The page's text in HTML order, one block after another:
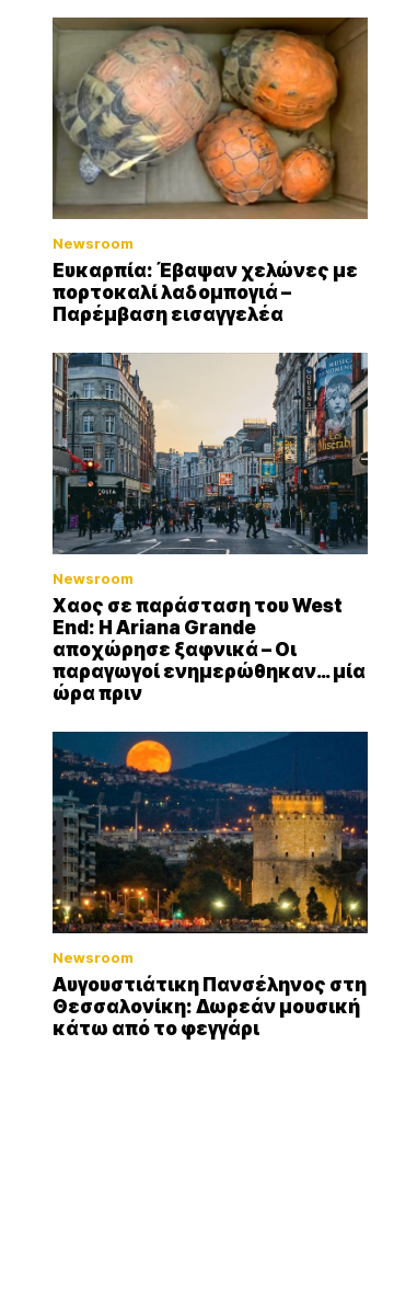
Newsroom
Ευκαρπία: Έβαψαν χελώνες με
πορτοκαλί λαδομπογιά –
Παρέμβαση εισαγγελέα
Newsroom
Xαος σε παράσταση του West
End: Η Αriana Grande
αποχώρησε ξαφνικά – Οι
παραγωγοί ενημερώθηκαν… μία
ώρα πριν
Newsroom
Αυγουστιάτικη Πανσέληνος στη
Θεσσαλονίκη: Δωρεάν μουσική
κάτω από το φεγγάρι